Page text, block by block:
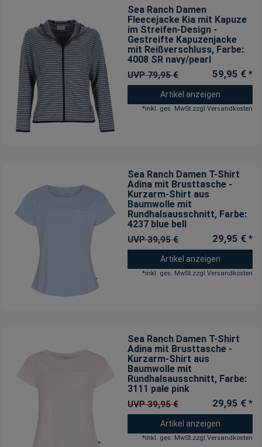
Sea Ranch Damen
Fleecejacke Kia mit Kapuze
im Streifen-Design -
Gestreifte Kapuzenjacke
mit Reißverschluss, Farbe:
4008 SR navy/pearl
UVP 79,95 € 59,95 € *
Artikel anzeigen
*inkl. ges. MwSt.zzgl.Versandkosten
Sea Ranch Damen T-Shirt
Adina mit Brusttasche -
Kurzarm-Shirt aus
Baumwolle mit
Rundhalsausschnitt, Farbe:
4237 blue bell
UVP 39,95 € 29,95 € *
Artikel anzeigen
*inkl. ges. MwSt.zzgl.Versandkosten
Sea Ranch Damen T-Shirt
Adina mit Brusttasche -
Kurzarm-Shirt aus
Baumwolle mit
Rundhalsausschnitt, Farbe:
3111 pale pink
UVP 39,95 € 29,95 € *
Artikel anzeigen
*inkl. ges. MwSt. zzgl. Versandkosten